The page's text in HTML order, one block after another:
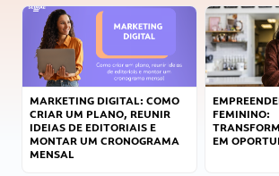
MARKETING DIGITAL: COMO
CRIAR UM PLANO, REUNIR
IDEIAS DE EDITORIAIS E
MONTAR UM CRONOGRAMA
MENSAL
FEMININO:
EM